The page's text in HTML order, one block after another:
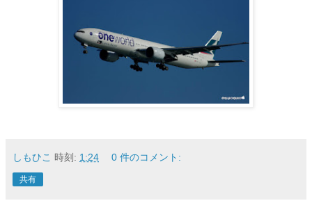
しもひこ 時刻: 1:24 0 件のコメント:
共有